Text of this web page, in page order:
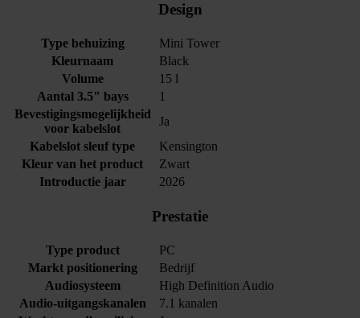
Design
Type behuizing
Mini Tower
Kleurnaam
Black
Volume
15 l
Aantal 3.5" bays
1
Bevestigingsmogelijkheid
voor kabelslot
Ja
Kabelslot sleuf type
Kensington
Kleur van het product
Zwart
Introductie jaar
2026
Prestatie
Type product
PC
Markt positionering
Bedrijf
Audiosysteem
High Definition Audio
Audio-uitgangskanalen
7.1 kanalen